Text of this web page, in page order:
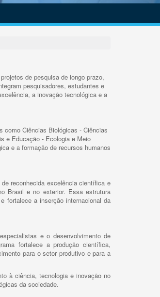
de pesquisa de longo prazo,
pesquisadores, estudantes e
a inovação tecnológica e a
como Ciências Biológicas - Ciências
e Educação - Ecologia e Meio
e a formação de recursos humanos
reconhecida excelência científica e
Brasil e no exterior. Essa estrutura
fortalece a inserção internacional da
e o desenvolvimento de
fortalece a produção científica,
para o setor produtivo e para a
à ciência, tecnologia e inovação no
da sociedade.